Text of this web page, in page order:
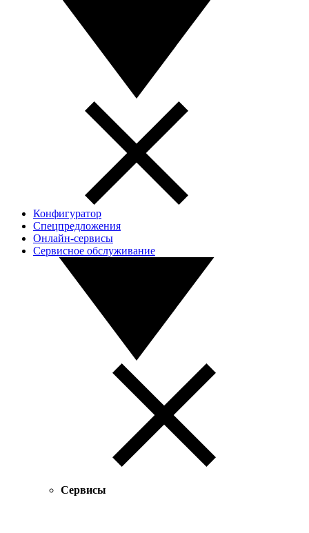
Конфигуратор
Спецпредложения
Онлайн-сервисы
Сервисное обслуживание
Сервисы